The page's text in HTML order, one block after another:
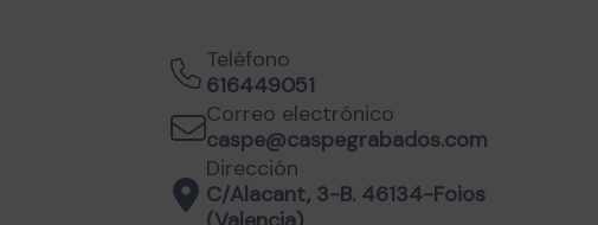
Teléfono
616449051
Correo electrónico
caspe@caspegrabados.com
Dirección
C/Alacant, 3-B. 46134-Foios